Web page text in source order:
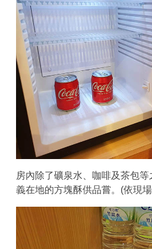
房內除了礦泉水、咖啡及茶包
義在地的方塊酥供品嘗。(依現